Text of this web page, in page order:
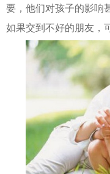
要，他们对孩子的影响
如果交到不好的朋友，